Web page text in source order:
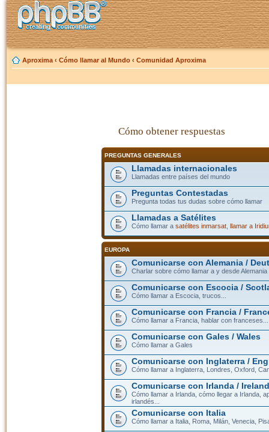
Aproxima ‹ Cómo llamar al Mundo ‹ Comunidad Aproxima
Cómo obtener respuestas
PREGUNTAS GENERALES
Llamadas internacionales
Llamadas entre países del mundo
Preguntas Contestadas
Pregunta todas tus dudas sobre cómo llamar
Llamadas a Satélites
Cómo llamar a satélites inmarsat, llamar a
EUROPA
Comunicarse con Alemania /
Charlar sobre cómo llamar a y desde Alemania
Comunicarse con Escocia /
Cómo llamar a Escocia, trucos...
Comunicarse con Francia /
Cómo llamar a Francia, hablar con franceses...
Comunicarse con Gales / Wales
Cómo llamar a Gales
Comunicarse con Inglaterra /
Cómo llamar a Inglaterra, Londres, Oxford,
Comunicarse con Irlanda / Ireland
Cómo llamar a Irlanda, cómo llegar a Irlanda,
irlandés...
Comunicarse con Italia
Cómo llamar a Italia, Roma, Milán, Venecia,